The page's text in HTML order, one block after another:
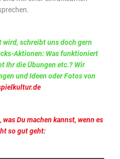
schreibt uns doch gern
Aktionen: Was funktioniert
Ihr die Übungen etc.? Wir
und Ideen oder Fotos von
Du machen kannst, wenn es
so gut geht: